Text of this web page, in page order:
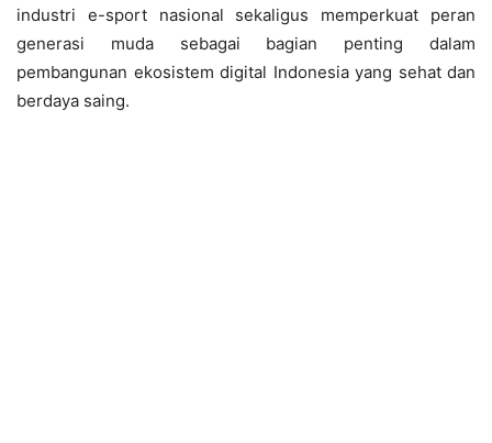
industri e-sport nasional sekaligus memperkuat peran
generasi muda sebagai bagian penting dalam
pembangunan ekosistem digital Indonesia yang sehat dan
berdaya saing.